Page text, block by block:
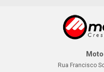
Rua Francisco